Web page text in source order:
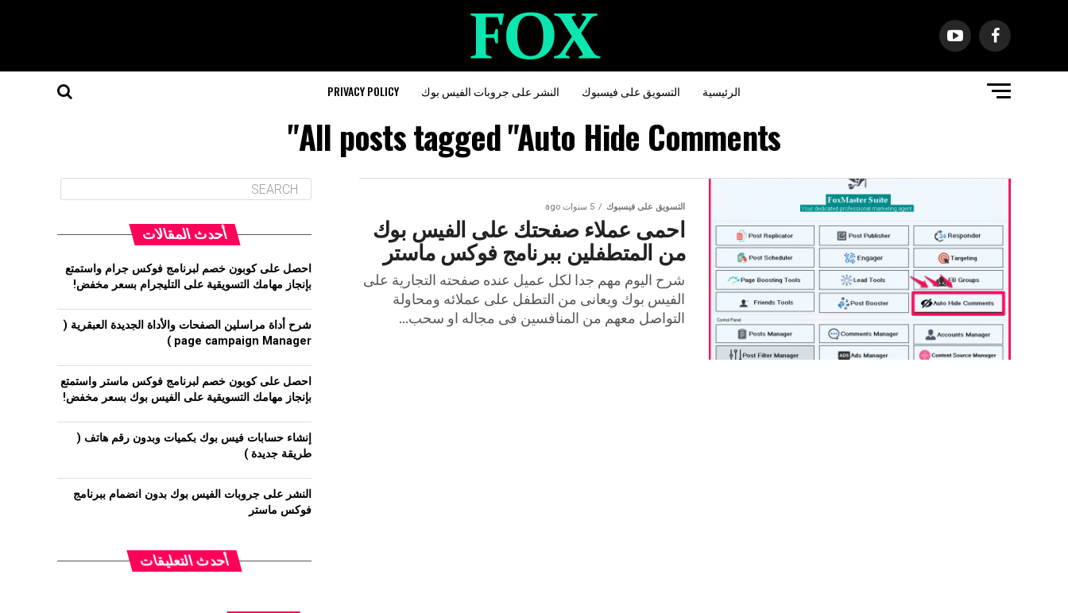
الرئيسية التسويق على فيسبوك النشر على جروبات الفيس بوك PRIVACY POLICY
All posts tagged "Auto Hide Comments"
التسويق على فيسبوك 5 سنوات ago
احمى عملاء صفحتك على الفيس بوك
من المتطفلين ببرنامج فوكس ماستر
شرح اليوم مهم جدا لكل عميل عنده صفحته التجارية على
الفيس بوك ويعانى من التطفل على عملائه ومحاولة
التواصل معهم من المنافسين فى مجاله او سحب...
أحدث المقالات
احصل على كوبون خصم لبرنامج فوكس جرام واستمتع
بإنجاز مهامك التسويقية على التليجرام بسعر مخفض!
شرح أداة مراسلين الصفحات والأداة الجديدة العبقرية (
page campaign Manager )
احصل على كوبون خصم لبرنامج فوكس ماستر واستمتع
بإنجاز مهامك التسويقية على الفيس بوك بسعر مخفض!
إنشاء حسابات فيس بوك بكميات وبدون رقم هاتف (
طريقة جديدة )
النشر على جروبات الفيس بوك بدون انضمام ببرنامج
فوكس ماستر
أحدث التعليقات